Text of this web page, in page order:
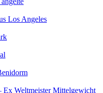
Los Angeles
Weltmeister Mittelgewicht